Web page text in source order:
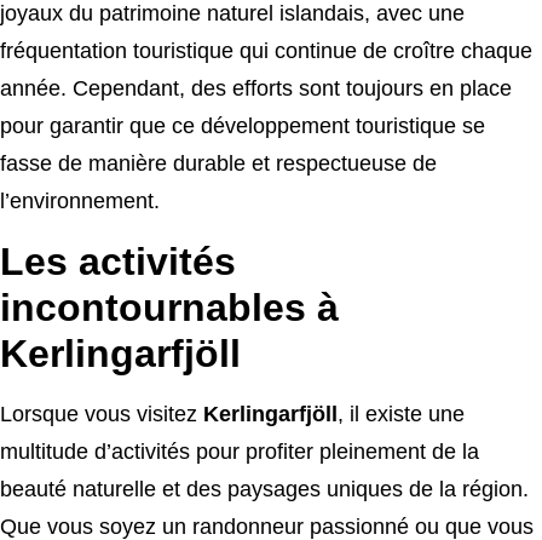
joyaux du patrimoine naturel islandais, avec une
fréquentation touristique qui continue de croître chaque
année. Cependant, des efforts sont toujours en place
pour garantir que ce développement touristique se
fasse de manière durable et respectueuse de
l’environnement.
Les activités
incontournables à
Kerlingarfjöll
Lorsque vous visitez Kerlingarfjöll, il existe une
multitude d’activités pour profiter pleinement de la
beauté naturelle et des paysages uniques de la région.
Que vous soyez un randonneur passionné ou que vous